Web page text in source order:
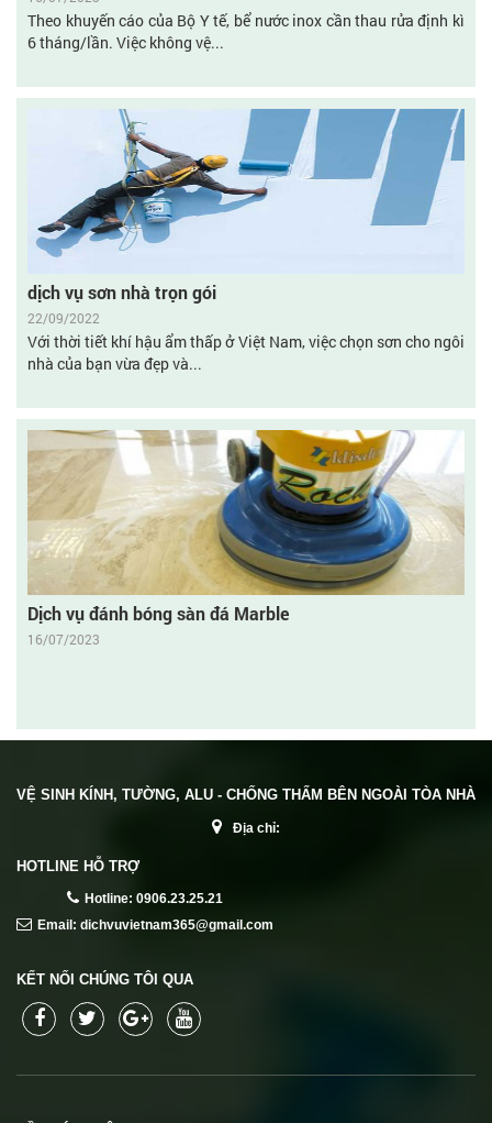
Theo khuyến cáo của Bộ Y tế, bể nước inox cần thau rửa định kì
6 tháng/lần. Việc không vệ...
dịch vụ sơn nhà trọn gói
22/09/2022
Với thời tiết khí hậu ẩm thấp ở Việt Nam, việc chọn sơn cho ngôi
nhà của bạn vừa đẹp và...
Dịch vụ đánh bóng sàn đá Marble
16/07/2023
VỆ SINH KÍNH, TƯỜNG, ALU - CHỐNG THẤM BÊN NGOÀI TÒA NHÀ
Địa chỉ:
HOTLINE HỖ TRỢ
Hotline: 0906.23.25.21
Email: dichvuvietnam365@gmail.com
KẾT NỐI CHÚNG TÔI QUA